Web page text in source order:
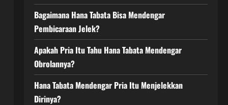
Bagaimana Hana Tabata Bisa Mendengar
Pembicaraan Jelek?
Apakah Pria Itu Tahu Hana Tabata Mendengar
Obrolannya?
Hana Tabata Mendengar Pria Itu Menjelekkan
Dirinya?